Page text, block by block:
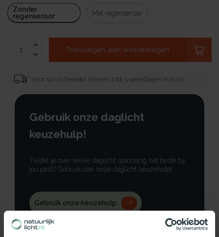
Zonder
regensensor
Met regensensor
Toevoegen aan winkelwagen
Voor 12:00 besteld, binnen 3 tot 5 werkdagen in huis!
Gebruik onze daglicht
keuzehulp!
Twijfel je over welke daglicht oplossing het beste bij
jou past? Gebruik dan onze daglicht keuzehulp!
Gebruik onze keuzehulp
Neem contact op